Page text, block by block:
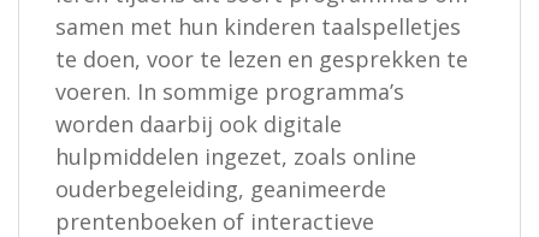
samen met hun kinderen taalspelletjes
te doen, voor te lezen en gesprekken te
voeren. In sommige programma’s
worden daarbij ook digitale
hulpmiddelen ingezet, zoals online
ouderbegeleiding, geanimeerde
prentenboeken of interactieve